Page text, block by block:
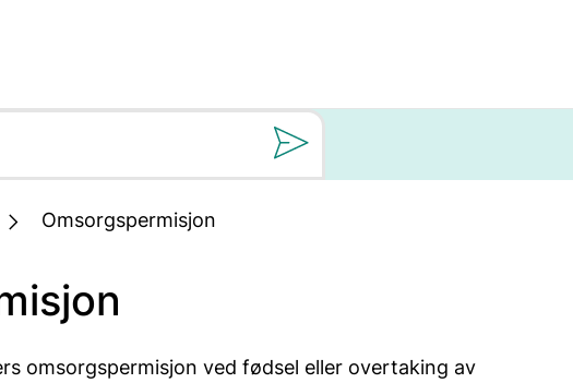
Omsorgspermisjon
omsorgspermisjon ved fødsel eller overtaking av